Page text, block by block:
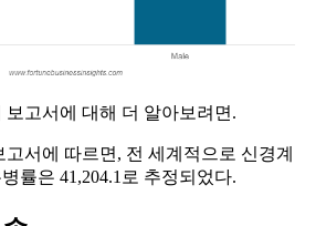
보고서에 대해 더 알아보려면.
고서에 따르면, 전 세계적으로 신경계
률은 41,204.1로 추정되었다.